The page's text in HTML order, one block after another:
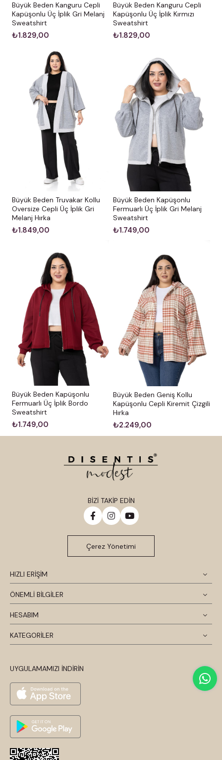
Büyük Beden Kanguru Cepli
Kapüşonlu Üç İplik Gri Melanj
Sweatshirt
₺1.829,00
Büyük Beden Kanguru Cepli
Kapüşonlu Üç İplik Kırmızı
Sweatshirt
₺1.829,00
Büyük Beden Truvakar Kollu
Oversize Cepli Üç İplik Gri
Melanj Hırka
₺1.849,00
Büyük Beden Kapüşonlu
Fermuarlı Üç İplik Gri Melanj
Sweatshirt
₺1.749,00
Büyük Beden Kapüşonlu
Fermuarlı Üç İplik Bordo
Sweatshirt
₺1.749,00
Büyük Beden Geniş Kollu
Kapüşonlu Cepli Kiremit Çizgili
Hırka
₺2.249,00
HIZLI ERİŞİM
ÖNEMLİ BİLGİLER
HESABIM
KATEGORİLER
UYGULAMAMIZI İNDİRİN
BİZİ TAKİP EDİN
Çerez Yönetimi